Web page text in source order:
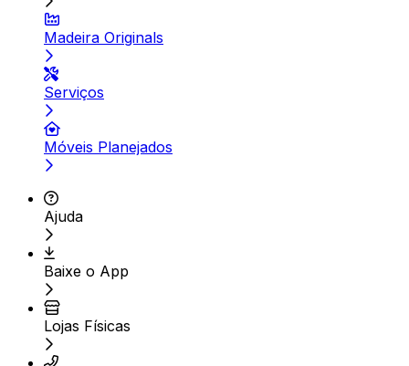
Madeira Originals
Serviços
Móveis Planejados
Ajuda
Baixe o App
Lojas Físicas